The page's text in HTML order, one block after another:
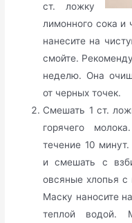
ст. ложку
лимонного сока и
нанесите на
смойте.
неделю. Она
от черных точек.
Смешать 1 ст.
горячего
течение 10
и смешать с
овсяные хлопья
Маску наносите
теплой водой.